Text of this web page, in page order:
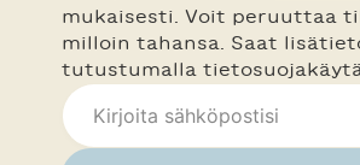
mukaisesti. Voit peruuttaa
milloin tahansa. Saat
tutustumalla